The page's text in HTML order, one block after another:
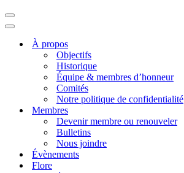
Menu
de
navigation
Menu
navigationÀ propos
Objectifs
Historique
Équipe & membres d’honneur
Comités
Notre politique de confidentialité
Membres
Devenir membre ou renouveler
Bulletins
Nous joindre
Évènements
Flore